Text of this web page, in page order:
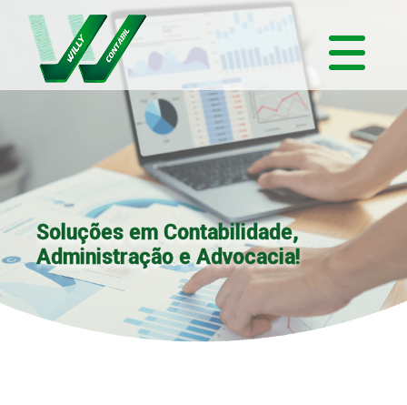
Soluções em Contabilidade,
Administração e Advocacia!